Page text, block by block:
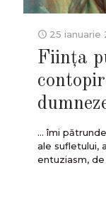
25 ianuarie
Ființa
... îmi
ale sufletului,
entuziasm, de